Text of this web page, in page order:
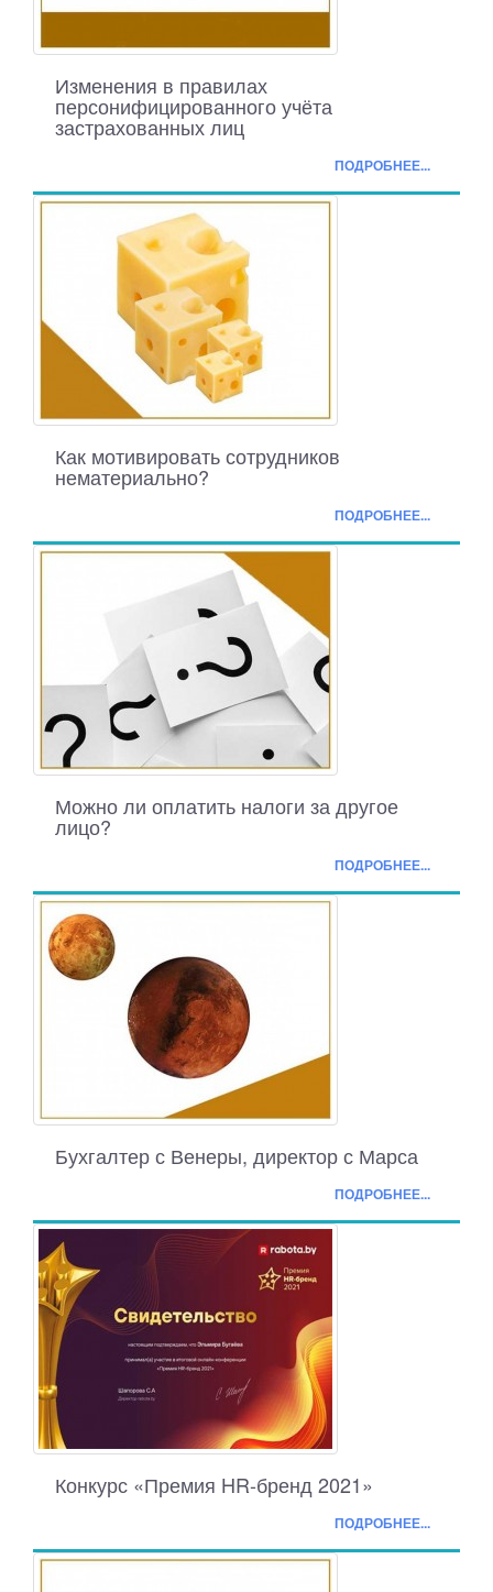
Изменения в правилах
персонифицированного учёта
застрахованных лиц
ПОДРОБНЕЕ...
Как мотивировать сотрудников
нематериально?
ПОДРОБНЕЕ...
Можно ли оплатить налоги за другое
лицо?
ПОДРОБНЕЕ...
Бухгалтер с Венеры, директор с Марса
ПОДРОБНЕЕ...
Конкурс «Премия HR-бренд 2021»
ПОДРОБНЕЕ...